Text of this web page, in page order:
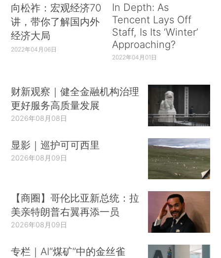
向松祚：宏观经济70
讲，带你了解国内外
经济大局
2022年04月06日
In Depth: As
Tencent Lays Off
Staff, Is Its ‘Winter’
Approaching?
2022年04月01日
财新观察｜健全金融机构治理
更好服务高质量发展
2026年08月08日
显影｜巡护可可西里
2026年08月09日
【商圈】哥伦比亚新总统：拉
美亲特朗普右翼再添一员
2026年08月09日
专栏｜AI“煤矿”中的金丝雀